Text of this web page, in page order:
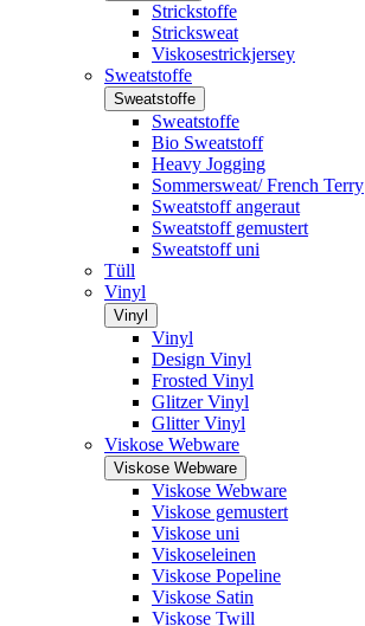
Strickstoffe
Stricksweat
Viskosestrickjersey
Sweatstoffe
Sweatstoffe
Sweatstoffe
Bio Sweatstoff
Heavy Jogging
Sommersweat/ French Terry
Sweatstoff angeraut
Sweatstoff gemustert
Sweatstoff uni
Tüll
Vinyl
Vinyl
Vinyl
Design Vinyl
Frosted Vinyl
Glitzer Vinyl
Glitter Vinyl
Viskose Webware
Viskose Webware
Viskose Webware
Viskose gemustert
Viskose uni
Viskoseleinen
Viskose Popeline
Viskose Satin
Viskose Twill